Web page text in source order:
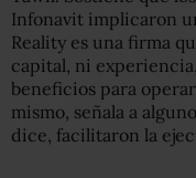
Infonavit implicaron
Reality es una firma
capital, ni
beneficios para
mismo, señala a
dice, facilitaron la